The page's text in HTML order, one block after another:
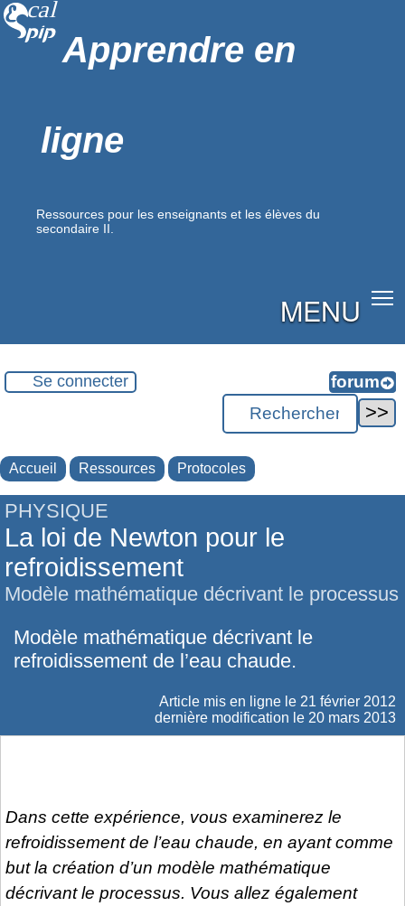
Apprendre en
ligne
Ressources pour les enseignants et les élèves du
secondaire II.
MENU
Se connecter
Accueil Ressources Protocoles
PHYSIQUE
La loi de Newton pour le
refroidissement
Modèle mathématique décrivant le processus
Modèle mathématique décrivant le
refroidissement de l’eau chaude.
Article mis en ligne le 21 février 2012
dernière modification le 20 mars 2013
Dans cette expérience, vous examinerez le
refroidissement de l’eau chaude, en ayant comme
but la création d’un modèle mathématique
décrivant le processus. Vous allez également